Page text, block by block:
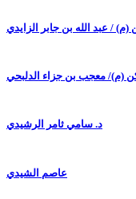
(م) / عبد الله بن جابر الزايدي
(م)/ معجب بن جزاء الدلبحي
د. سامي ثامر الرشيدي
عاصم الشيدي